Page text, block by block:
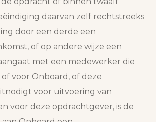
daarvan zelf rechtstreeks
door een derde een
of op andere wijze een
met een medewerker die
of voor Onboard, of deze
voor uitvoering van
voor deze opdrachtgever, is de